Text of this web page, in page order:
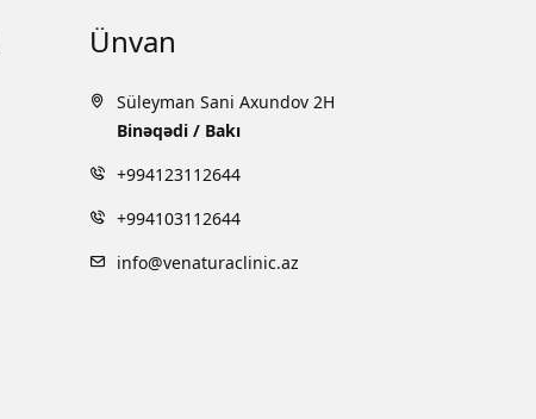
Ünvan
Süleyman Sani Axundov 2H
Binəqədi / Bakı
+994123112644
+994103112644
info@venaturaclinic.az